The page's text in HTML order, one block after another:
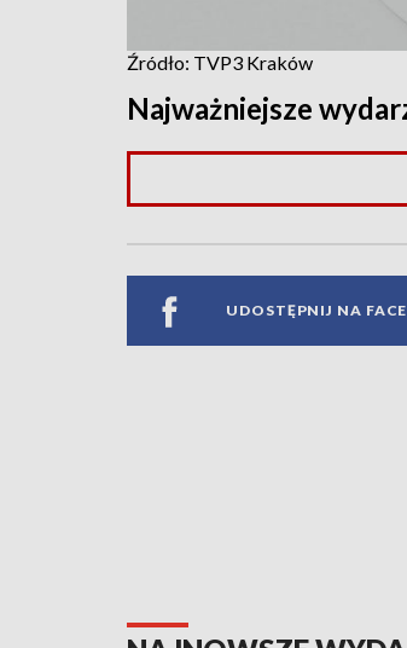
Źródło: TVP3 Kraków
Najważniejsze
UDOSTĘPNIJ NA